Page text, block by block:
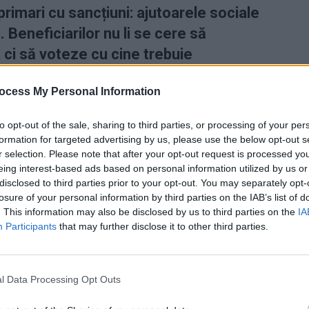
My Personal Information
opt-out of the sale, sharing to third parties, or processing of your
for targeted advertising by us, please use the below opt-out
selection. Please note that after your opt-out request is processed
interest-based ads based on personal information utilized by us
to third parties prior to your opt-out. You may separately
of your personal information by third parties on the IAB’s list of
This information may also be disclosed by us to third parties on the
Participants that may further disclose it to other third parties.
Data Processing Opt Outs
cu sancțiuni: ajutoarele sociale
nu li se cere să
să voteze cu cine trebuie
decenii primarii din România au transformat
a celor aflați la ananghie,
bază de fidelitate față de primar și gașca sa.
sunt condiționați, în primirea ajutorului, de felul în
venit, închid ochii la respectarea condițiilor
nevoie de el) și nu le cer nimic în schimb.